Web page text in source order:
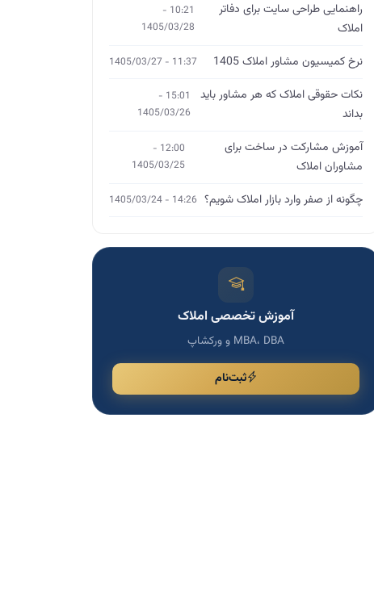
راهنمایی طراحی سایت برای دفاتر
املاک
10:21 -
1405/03/28
نرخ کمیسیون مشاور املاک 1405 11:37 - 1405/03/27
نکات حقوقی املاک که هر مشاور باید
بداند
15:01 -
1405/03/26
آموزش مشارکت در ساخت برای
مشاوران املاک
12:00 -
1405/03/25
چگونه از صفر وارد بازار املاک شویم؟ 14:26 - 1405/03/24
آموزش تخصصی املاک
MBA، DBA و ورکشاپ
ثبت‌نام